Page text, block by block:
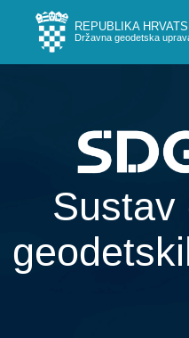
REPUBLIKA
Državna geodetska
Sustav